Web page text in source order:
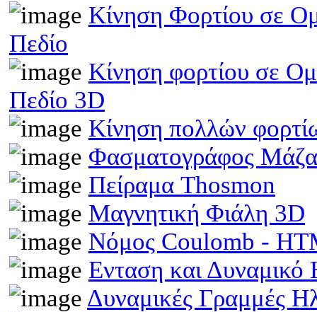
Κίνηση Φορτίου σε
Πεδίο
Κίνηση φορτίου σε
Πεδίο 3D
Κίνηση πολλών
Φασματογράφος
Πείραμα Thosmon
Μαγνητική Φιάλη 3D
Νόμος Coulomb -
Ενταση και
Δυναμικές Γραμμές